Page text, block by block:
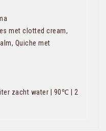
met clotted cream,
Quiche met
zacht water | 90℃ | 2